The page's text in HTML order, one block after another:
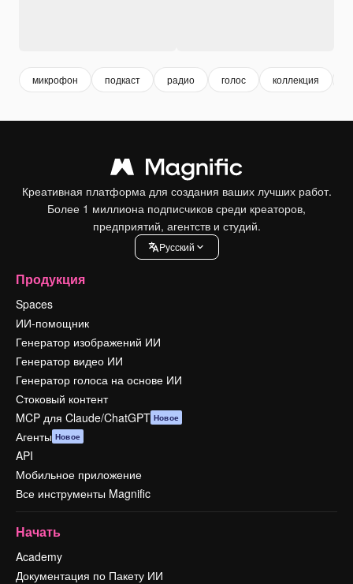
микрофон подкаст радио голос коллекция
Креативная платформа для создания ваших лучших работ.
Более 1 миллиона подписчиков среди креаторов,
предприятий, агентств и студий.
Pусский
Продукция
Spaces
ИИ-помощник
Генератор изображений ИИ
Генератор видео ИИ
Генератор голоса на основе ИИ
Стоковый контент
MCP для Claude/ChatGPT Новое
Агенты Новое
API
Мобильное приложение
Все инструменты Magnific
Начать
Academy
Документация по Пакету ИИ